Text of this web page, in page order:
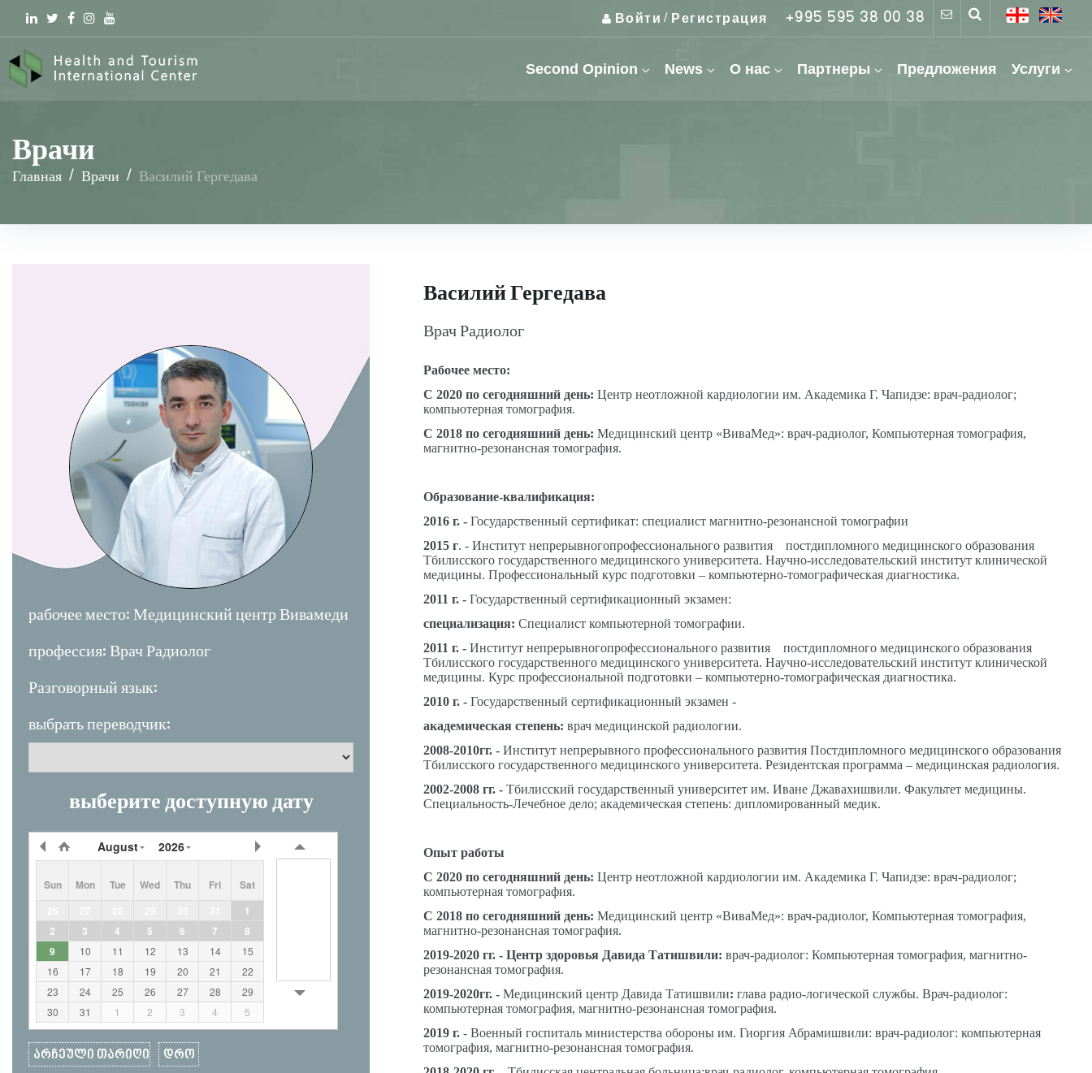
Linkedin
TwitterFacebook
Instagram
youtube
Войти / Регистрация +995 595 38 00 38
Second Opinion News О нас Партнеры Предложения Услуги
Врачи
Главная / Врачи / Василий Гергедава
рабочее место: Медицинский центр Вивамеди
профессия: Врач Радиолог
Разговорный язык:
выбрать переводчик:
выберите доступную дату
August 2026
Sun Mon Tue Wed Thu Fri
Sat
1
2
3 4 5 6 7
8
9
10 11 12 13 14
15
16
17 18 19 20 21
22
23
24 25 26 27 28
29
30
31 1 2 3 4 5
Василий Гергедава
Врач Радиолог
Рабочее место:
С 2020 по сегодняшний день: Центр неотложной кардиологии им. Академика Г. Чапидзе: врач-радиолог;
компьютерная томография.
С 2018 по сегодняшний день:Медицинский центр «ВиваМед»: врач-радиолог, Компьютерная томография,
магнитно-резонансная томография.
Образование-квалификация:
2016 г. -Государственный сертификат: специалист магнитно-резонансной томографии
2015 г. - Институт непрерывногопрофессионального развития постдипломного медицинского образования
Тбилисского государственного медицинского университета. Научно-исследовательский институт клинической
медицины. Профессиональный курс подготовки – компьютерно-томографическая диагностика.
2011 г. -Государственный сертификационный экзамен:
специализация:Специалист компьютерной томографии.
2011 г. -Институт непрерывногопрофессионального развития постдипломного медицинского образования
Тбилисского государственного медицинского университета. Научно-исследовательский институт клинической
медицины. Курс профессиональной подготовки – компьютерно-томографическая диагностика.
2010 г. -Государственный сертификационный экзамен -
академическаястепень:врач медицинской радиологии.
2008-2010гг. -Институт непрерывного профессионального развития Постдипломного медицинского образования
Тбилисского государственного медицинского университета. Резидентская программа – медицинская радиология.
2002-2008 гг. -Тбилисский государственный университет им. Иване Джавахишвили. Факультет медицины.
Специальность-Лечебное дело; академическая степень: дипломированный медик.
Опыт работы
С 2020 по сегодняшний день: Центр неотложной кардиологии им. Академика Г. Чапидзе: врач-радиолог;
компьютерная томография.
С 2018 по сегодняшний день:Медицинский центр «ВиваМед»: врач-радиолог, Компьютерная томография,
магнитно-резонансная томография.
2019-2020 гг. - Центр здоровья Давида Татишвили:врач-радиолог: Компьютерная томография, магнитно-
резонансная томография.
2019-2020гг. -Медицинский центр Давида Татишвили:глава радио-логической службы. Врач-радиолог:
компьютерная томография, магнитно-резонансная томография.
2019 г.- Военный госпиталь министерства обороны им. Гиоргия Абрамишвили: врач-радиолог: компьютерная
томография, магнитно-резонансная томография.